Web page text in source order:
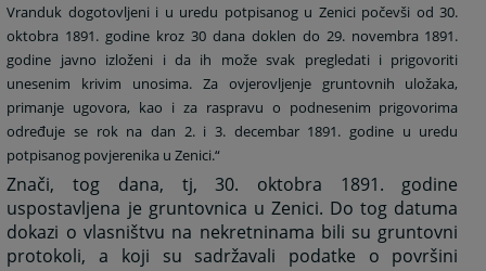
Vranduk dogotovljeni i u uredu potpisanog u Zenici počevši od 30.
oktobra 1891. godine kroz 30 dana doklen do 29. novembra 1891.
godine javno izloženi i da ih može svak pregledati i prigovoriti
unesenim krivim unosima. Za ovjerovljenje gruntovnih uložaka,
primanje ugovora, kao i za raspravu o podnesenim prigovorima
određuje se rok na dan 2. i 3. decembar 1891. godine u uredu
potpisanog povjerenika u Zenici.“
Znači, tog dana, tj, 30. oktobra 1891. godine
uspostavljena je gruntovnica u Zenici. Do tog datuma
dokazi o vlasništvu na nekretninama bili su gruntovni
protokoli, a koji su sadržavali podatke o površini